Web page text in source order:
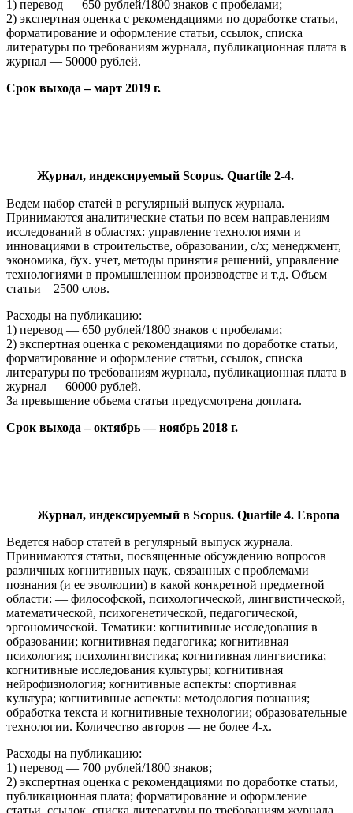
1) перевод — 650 рублей/1800 знаков с пробелами;
2) экспертная оценка с рекомендациями по доработке статьи,
форматирование и оформление статьи, ссылок, списка
литературы по требованиям журнала, публикационная плата в
журнал — 50000 рублей.
Срок выхода – март 2019 г.
Журнал, индексируемый Scopus. Quartile 2-4.
Ведем набор статей в регулярный выпуск журнала.
Принимаются аналитические статьи по всем направлениям
исследований в областях: управление технологиями и
инновациями в строительстве, образовании, с/х; менеджмент,
экономика, бух. учет, методы принятия решений, управление
технологиями в промышленном производстве и т.д. Объем
статьи – 2500 слов.
Расходы на публикацию:
1) перевод — 650 рублей/1800 знаков с пробелами;
2) экспертная оценка с рекомендациями по доработке статьи,
форматирование и оформление статьи, ссылок, списка
литературы по требованиям журнала, публикационная плата в
журнал — 60000 рублей.
За превышение объема статьи предусмотрена доплата.
Срок выхода – октябрь — ноябрь 2018 г.
Журнал, индексируемый в Scopus. Quartile 4. Европа
Ведется набор статей в регулярный выпуск журнала.
Принимаются статьи, посвященные обсуждению вопросов
различных когнитивных наук, связанных с проблемами
познания (и ее эволюции) в какой конкретной предметной
области: — философской, психологической, лингвистической,
математической, психогенетической, педагогической,
эргономической. Тематики: когнитивные исследования в
образовании; когнитивная педагогика; когнитивная
психология; психолингвистика; когнитивная лингвистика;
когнитивные исследования культуры; когнитивная
нейрофизиология; когнитивные аспекты: спортивная
культура; когнитивные аспекты: методология познания;
обработка текста и когнитивные технологии; образовательные
технологии. Количество авторов — не более 4-х.
Расходы на публикацию:
1) перевод — 700 рублей/1800 знаков;
2) экспертная оценка с рекомендациями по доработке статьи,
публикационная плата; форматирование и оформление
статьи, ссылок, списка литературы по требованиям журнала